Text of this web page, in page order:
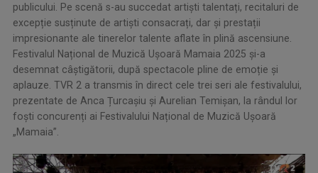
publicului. Pe scenă s-au succedat artiști talentați, recitaluri de
excepție susținute de artiști consacrați, dar și prestații
impresionante ale tinerelor talente aflate în plină ascensiune.
Festivalul Național de Muzică Ușoară Mamaia 2025 și-a
desemnat câștigătorii, după spectacole pline de emoție și
aplauze. TVR 2 a transmis în direct cele trei seri ale festivalului,
prezentate de Anca Țurcașiu și Aurelian Temișan, la rândul lor
foști concurenți ai Festivalului Național de Muzică Ușoară
„Mamaia”.